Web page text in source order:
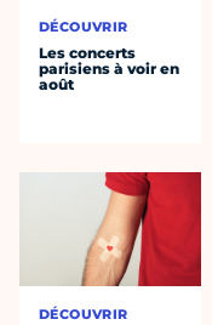
DÉCOUVRIR
Les concerts
parisiens à voir en
août
DÉCOUVRIR